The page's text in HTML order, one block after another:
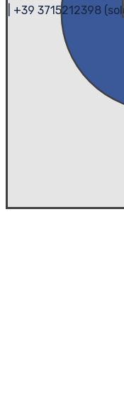
| +39 3715212398